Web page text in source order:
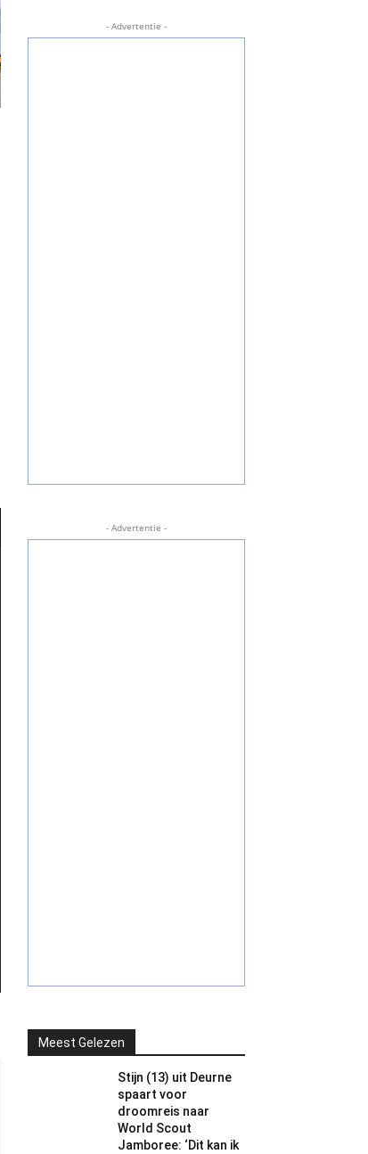
- Advertentie -
- Advertentie -
Meest Gelezen
Stijn (13) uit Deurne
spaart voor
droomreis naar
World Scout
Jamboree: ‘Dit kan ik